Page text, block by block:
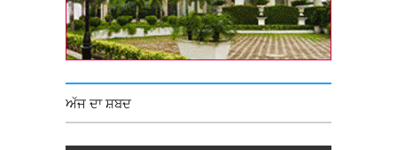
ਅੱਜ ਦਾ ਸ਼ਬਦ